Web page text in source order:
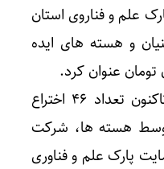
علم و فناروی استان
و هسته های ایده
وی یادآور شد: از سال ۹۴ تاکنون تعداد ۴۶ اختراع
هسته ها، شرکت
پارک علم و فناوری